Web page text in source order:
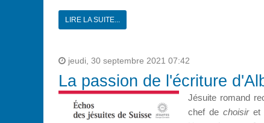
LIRE LA SUITE...
jeudi, 30 septembre 2021 07:42
La passion de l'écriture
Jésuite romand
chef de choisiret